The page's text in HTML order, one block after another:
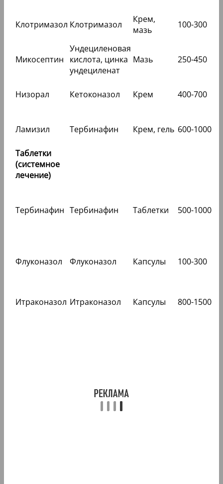
Клотримазол Клотримазол
Крем,
мазь
100-300
Микосептин
Ундециленовая
кислота, цинка
ундециленат
Мазь 250-450
Низорал Кетоконазол Крем 400-700
Ламизил Тербинафин Крем, гель 600-1000
Таблетки
(системное
лечение)
Тербинафин Тербинафин Таблетки 500-1000
Флуконазол Флуконазол Капсулы 100-300
Итраконазол Итраконазол Капсулы 800-1500